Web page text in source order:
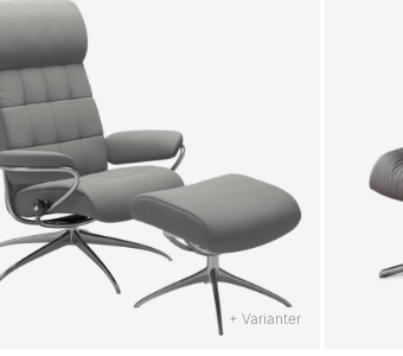
+ Varianter